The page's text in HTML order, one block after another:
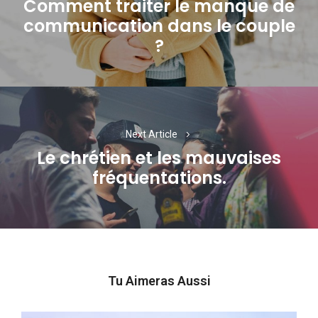
l’article
Previous
post:
Comment traiter le manque de
communication dans le couple
?
Next Article
Next
post:
Le chrétien et les mauvaises
fréquentations.
Tu Aimeras Aussi